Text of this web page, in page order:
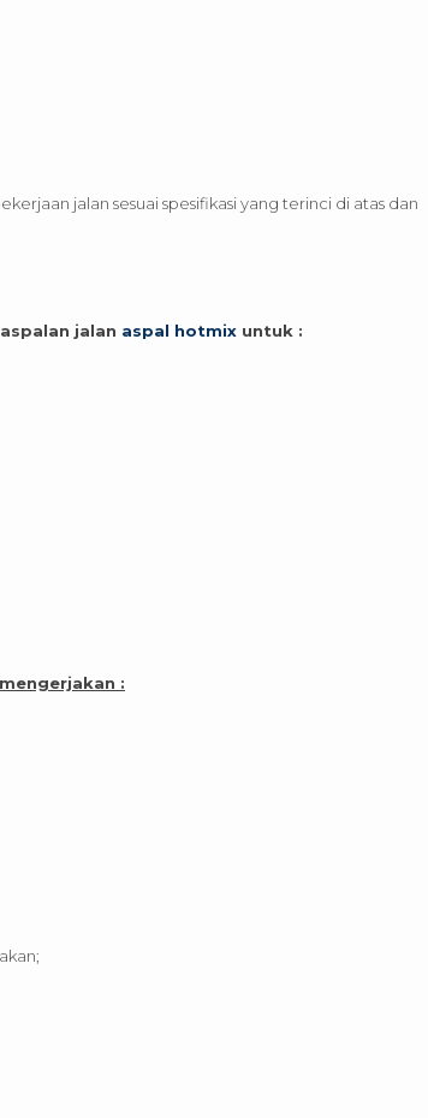
jalan sesuai spesifikasi yang terinci di atas dan
jalan aspal hotmix untuk :
: